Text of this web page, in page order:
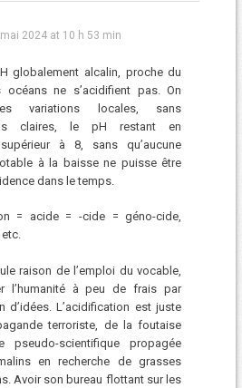
2024 at 10 h 53 min
globalement alcalin, proche du
océans ne s’acidifient pas. On
variations locales, sans
claires, le pH restant en
à 8, sans qu’aucune
à la baisse ne puisse être
dans le temps.
= acide = -cide = géno-cide,
raison de l’emploi du vocable,
l’humanité à peu de frais par
d’idées. L’acidification est juste
terroriste, de la foutaise
pseudo-scientifique propagée
en recherche de grasses
Avoir son bureau flottant sur les